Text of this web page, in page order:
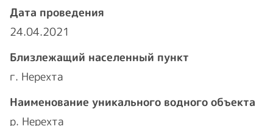
Дата проведения
24.04.2021
Близлежащий населенный пункт
г. Нерехта
Наименование уникального водного объекта
р. Нерехта